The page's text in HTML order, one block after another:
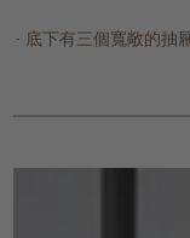
底下有三個寬敞的抽